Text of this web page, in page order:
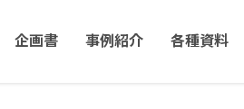
企画書 事例紹介 各種資料